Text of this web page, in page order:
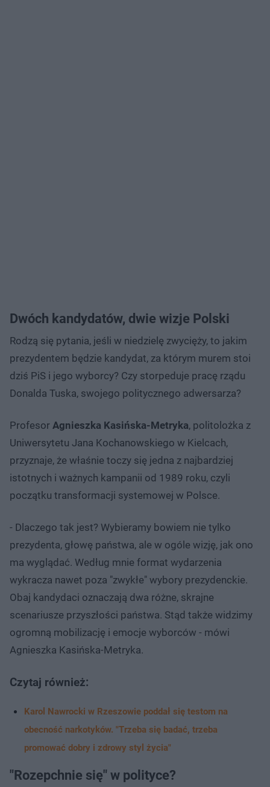
Dwóch kandydatów, dwie wizje Polski
Rodzą się pytania, jeśli w niedzielę zwycięży, to jakim
prezydentem będzie kandydat, za którym murem stoi
dziś PiS i jego wyborcy? Czy storpeduje pracę rządu
Donalda Tuska, swojego politycznego adwersarza?
Profesor Agnieszka Kasińska-Metryka, politolożka z
Uniwersytetu Jana Kochanowskiego w Kielcach,
przyznaje, że właśnie toczy się jedna z najbardziej
istotnych i ważnych kampanii od 1989 roku, czyli
początku transformacji systemowej w Polsce.
- Dlaczego tak jest? Wybieramy bowiem nie tylko
prezydenta, głowę państwa, ale w ogóle wizję, jak ono
ma wyglądać. Według mnie format wydarzenia
wykracza nawet poza "zwykłe" wybory prezydenckie.
Obaj kandydaci oznaczają dwa różne, skrajne
scenariusze przyszłości państwa. Stąd także widzimy
ogromną mobilizację i emocje wyborców - mówi
Agnieszka Kasińska-Metryka.
Czytaj również:
Karol Nawrocki w Rzeszowie poddał się testom na
obecność narkotyków. "Trzeba się badać, trzeba
promować dobry i zdrowy styl życia"
"Rozepchnie się" w polityce?